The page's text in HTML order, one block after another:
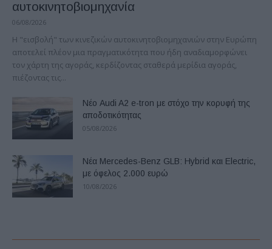
αυτοκινητοβιομηχανία
06/08/2026
Η "εισβολή" των κινεζικών αυτοκινητοβιομηχανιών στην Ευρώπη
αποτελεί πλέον μια πραγματικότητα που ήδη αναδιαμορφώνει
τον χάρτη της αγοράς, κερδίζοντας σταθερά μερίδια αγοράς,
πιέζοντας τις...
Νέο Audi A2 e-tron με στόχο την κορυφή της
αποδοτικότητας
05/08/2026
Νέα Mercedes-Benz GLB: Hybrid και Electric,
με όφελος 2.000 ευρώ
10/08/2026